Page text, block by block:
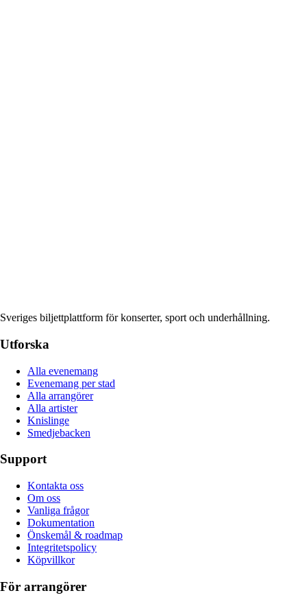
Sveriges biljettplattform för konserter, sport och underhållning.
Utforska
Alla evenemang
Evenemang per stad
Alla arrangörer
Alla artister
Knislinge
Smedjebacken
Support
Kontakta oss
Om oss
Vanliga frågor
Dokumentation
Önskemål & roadmap
Integritetspolicy
Köpvillkor
För arrangörer